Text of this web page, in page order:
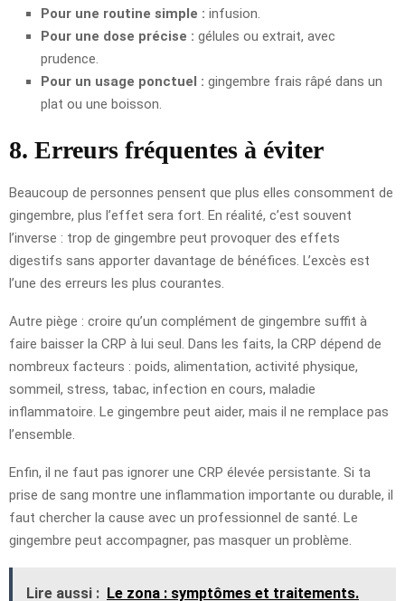
Pour une routine simple : infusion.
Pour une dose précise : gélules ou extrait, avec
prudence.
Pour un usage ponctuel : gingembre frais râpé dans un
plat ou une boisson.
8. Erreurs fréquentes à éviter
Beaucoup de personnes pensent que plus elles consomment de
gingembre, plus l’effet sera fort. En réalité, c’est souvent
l’inverse : trop de gingembre peut provoquer des effets
digestifs sans apporter davantage de bénéfices. L’excès est
l’une des erreurs les plus courantes.
Autre piège : croire qu’un complément de gingembre suffit à
faire baisser la CRP à lui seul. Dans les faits, la CRP dépend de
nombreux facteurs : poids, alimentation, activité physique,
sommeil, stress, tabac, infection en cours, maladie
inflammatoire. Le gingembre peut aider, mais il ne remplace pas
l’ensemble.
Enfin, il ne faut pas ignorer une CRP élevée persistante. Si ta
prise de sang montre une inflammation importante ou durable, il
faut chercher la cause avec un professionnel de santé. Le
gingembre peut accompagner, pas masquer un problème.
Lire aussi : Le zona : symptômes et traitements.